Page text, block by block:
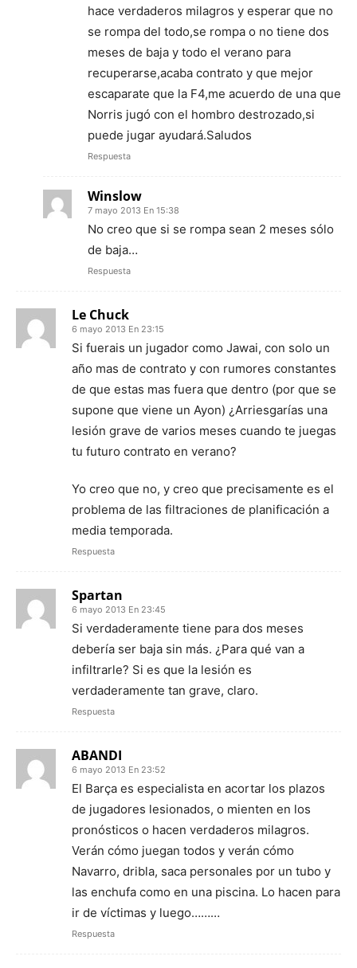
hace verdaderos milagros y esperar que no
se rompa del todo,se rompa o no tiene dos
meses de baja y todo el verano para
recuperarse,acaba contrato y que mejor
escaparate que la F4,me acuerdo de una que
Norris jugó con el hombro destrozado,si
puede jugar ayudará.Saludos
Respuesta
Winslow
7 mayo 2013 En 15:38
No creo que si se rompa sean 2 meses sólo
de baja…
Respuesta
Le Chuck
6 mayo 2013 En 23:15
Si fuerais un jugador como Jawai, con solo un
año mas de contrato y con rumores constantes
de que estas mas fuera que dentro (por que se
supone que viene un Ayon) ¿Arriesgarías una
lesión grave de varios meses cuando te juegas
tu futuro contrato en verano?
Yo creo que no, y creo que precisamente es el
problema de las filtraciones de planificación a
media temporada.
Respuesta
Spartan
6 mayo 2013 En 23:45
Si verdaderamente tiene para dos meses
debería ser baja sin más. ¿Para qué van a
infiltrarle? Si es que la lesión es
verdaderamente tan grave, claro.
Respuesta
ABANDI
6 mayo 2013 En 23:52
El Barça es especialista en acortar los plazos
de jugadores lesionados, o mienten en los
pronósticos o hacen verdaderos milagros.
Verán cómo juegan todos y verán cómo
Navarro, dribla, saca personales por un tubo y
las enchufa como en una piscina. Lo hacen para
ir de víctimas y luego………
Respuesta